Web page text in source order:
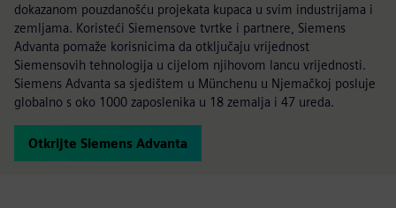
dokazanom pouzdanošću projekata kupaca u svim industrijama i
zemljama. Koristeći Siemensove tvrtke i partnere, Siemens
Advanta pomaže korisnicima da otključaju vrijednost
Siemensovih tehnologija u cijelom njihovom lancu vrijednosti.
Siemens Advanta sa sjedištem u Münchenu u Njemačkoj posluje
globalno s oko 1000 zaposlenika u 18 zemalja i 47 ureda.
Otkrijte Siemens Advanta